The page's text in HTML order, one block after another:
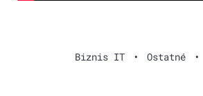
Biznis IT • Ostatné •